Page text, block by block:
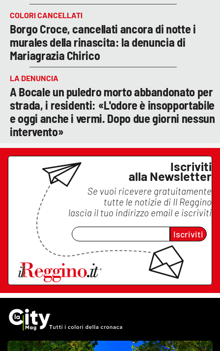
COLORI CANCELLATI
Borgo Croce, cancellati ancora di notte i
murales della rinascita: la denuncia di
Mariagrazia Chirico
LA DENUNCIA
A Bocale un puledro morto abbandonato per
strada, i residenti: «L'odore è insopportabile
e oggi anche i vermi. Dopo due giorni nessun
intervento»
Iscriviti
alla Newsletter
Se vuoi ricevere gratuitamente
tutte le notizie di Il Reggino
lascia il tuo indirizzo email e iscriviti
Iscriviti